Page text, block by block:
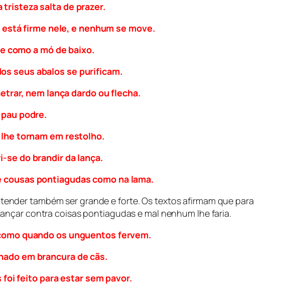
tristeza salta de prazer.
firme nele, e nenhum se move.
como a mó de baixo.
seus abalos se purificam.
nem lança dardo ou flecha.
podre.
tornam em restolho.
se do brandir da lança.
pontiagudas como na lama.
também ser grande e forte. Os textos afirmam que para
contra coisas pontiagudas e mal nenhum lhe faria.
quando os unguentos fervem.
em brancura de cãs.
foi feito para estar sem pavor.